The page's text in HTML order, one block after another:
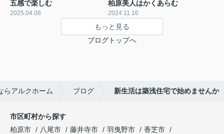
五感で楽しむ
2025.04.08
柏原美人はかくあらむ
2024.11.16
もっと見る
ブログトップへ
らアルクホーム ブログ 新生活は築浅住宅で始めませんか
市区町村から探す
柏原市
八尾市 藤井寺市 羽曳野市
香芝市